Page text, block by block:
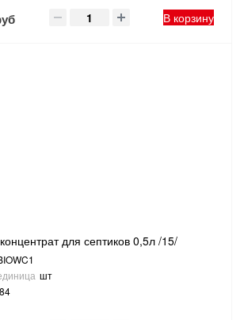
В корзину
для септиков 0,5л /15/
шт